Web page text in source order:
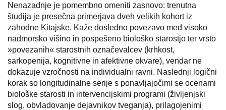
Nenazadnje je pomembno omeniti zasnovo: trenutna
študija je presečna primerjava dveh velikih kohort iz
zahodne Kitajske. Kaže dosledno povezavo med visoko
nadmorsko višino in pospešeno biološko starostjo ter vrsto
»povezanih« starostnih označevalcev (krhkost,
sarkopenija, kognitivne in afektivne okvare), vendar ne
dokazuje vzročnosti na individualni ravni. Naslednji logični
korak so longitudinalne serije s ponavljajočimi se ocenami
biološke starosti in intervencijskimi programi (življenjski
slog, obvladovanje dejavnikov tveganja), prilagojenimi